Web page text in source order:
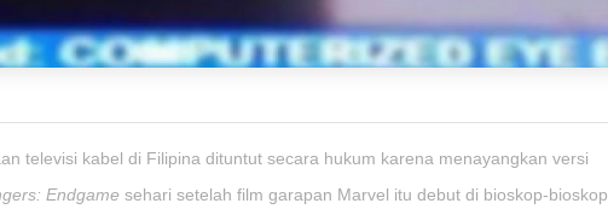
televisi kabel di Filipina dituntut secara hukum karena menayangkan versi
Endgame sehari setelah film garapan Marvel itu debut di bioskop-bioskop